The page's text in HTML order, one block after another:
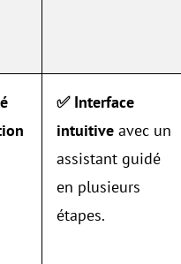
✅ Interface
intuitive avec un
assistant guidé
en plusieurs
étapes.